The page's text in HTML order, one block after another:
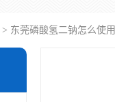
> 东莞磷酸氢二钠怎么使用